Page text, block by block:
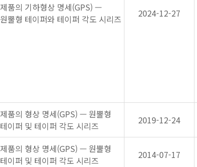
제품의 기하형상 명세(GPS) —
원뿔형 테이퍼와 테이퍼 각도 시리즈
2024-12-27
제품의 형상 명세(GPS) — 원뿔형
테이퍼 및 테이퍼 각도 시리즈
2019-12-24
제품의 형상 명세(GPS) — 원뿔형
테이퍼 및 테이퍼 각도 시리즈
2014-07-17